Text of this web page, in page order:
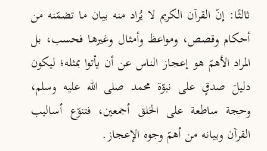
ثالثًا: إنّ القرآن الكريم لا يُراد منه بيان ما تضمّنه من
أحكام وقصص، ومواعظ وأمثال وغيرها فحسب، بل
المراد الأهمّ هو إعجاز الناس عن أن يأتوا بمثله؛ ليكون
دليلَ صدقٍ على نبوّة محمد صلى الله عليه وسلم،
وحجة ساطعة على الخلق أجمعين، فتنوّع أساليب
القرآن وبيانه من أهمّ وجوه الإعجاز.